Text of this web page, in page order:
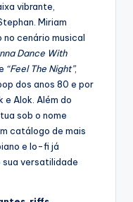
vibrante,
Miriam
cenário musical
Dance With
“Feel The Night”,
dos anos 80 e por
e Alok. Além do
sob o nome
catálogo de mais
e lo-fi já
versatilidade